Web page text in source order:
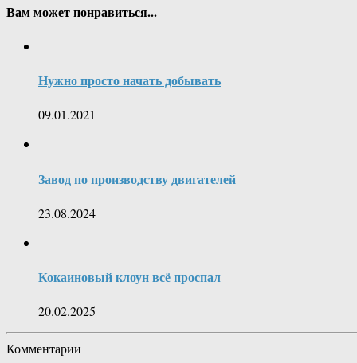
Вам может понравиться...
Нужно просто начать добывать
09.01.2021
Завод по производству двигателей
23.08.2024
Кокаиновый клоун всё проспал
20.02.2025
Комментарии